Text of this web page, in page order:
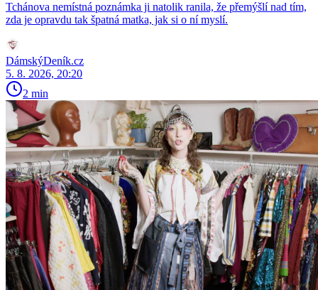
Tchánova nemístná poznámka ji natolik ranila, že přemýšlí nad tím,
zda je opravdu tak špatná matka, jak si o ní myslí.
DámskýDeník.cz
5. 8. 2026, 20:20
2 min